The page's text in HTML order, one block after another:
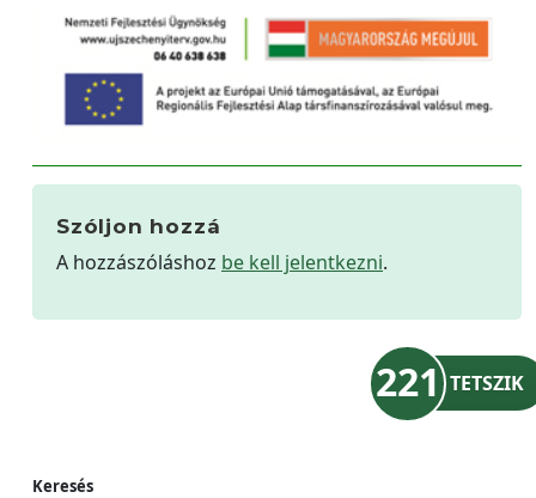
Szóljon hozzá
A hozzászóláshoz be kell jelentkezni.
221 TETSZIK
Keresés